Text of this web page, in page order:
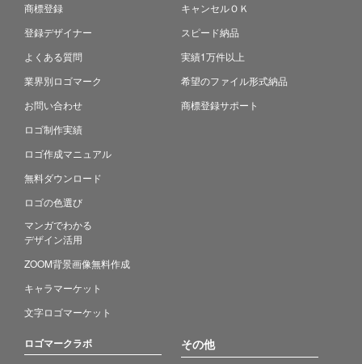
商標登録
登録デザイナー
よくある質問
業界別ロゴマーク
お問い合わせ
ロゴ制作実績
ロゴ作成マニュアル
無料ダウンロード
ロゴの色選び
マンガでわかる
デザイン活用
ZOOM背景画像無料作成
キャラマーケット
文字ロゴマーケット
キャンセルＯＫ
スピード納品
実績1万件以上
希望のファイル形式納品
商標登録サポート
ロゴマークラボ その他